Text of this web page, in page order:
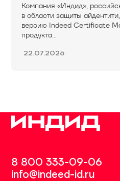
Компания «Индид»,
в области защиты
версию Indeed Certificate
продукта...
22.07.2026
8 800 333-09-06
info@indeed-id.ru